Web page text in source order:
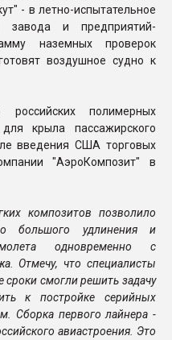
- в летно-испытательное
завода и предприятий-
наземных проверок
воздушное судно к
российских полимерных
крыла пассажирского
введения США торговых
"АэроКомпозит" в
композитов позволило
большого удлинения и
одновременно с
Отмечу, что специалисты
сроки смогли решить задачу
к постройке серийных
Сборка первого лайнера -
авиастроения. Это